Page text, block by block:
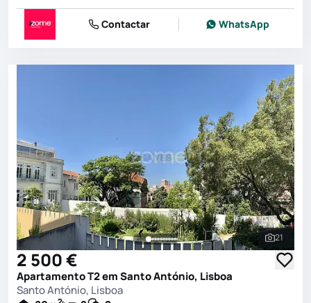
Contactar WhatsApp
Ver
21
2 500 €
Apartamento T2 em Santo António, Lisboa
Santo António, Lisboa